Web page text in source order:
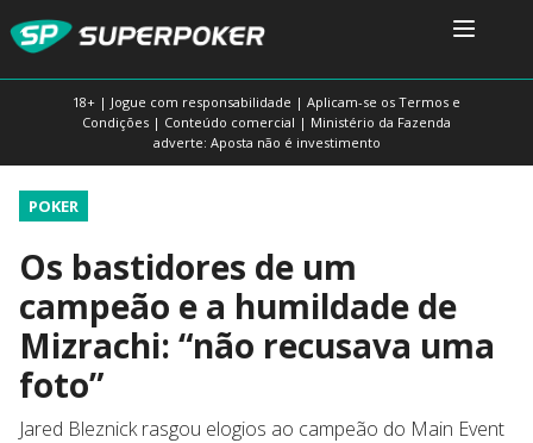
18+ | Jogue com responsabilidade | Aplicam-se os Termos e
Condições | Conteúdo comercial | Ministério da Fazenda
adverte: Aposta não é investimento
POKER
Os bastidores de um
campeão e a humildade de
Mizrachi: “não recusava uma
foto”
Jared Bleznick rasgou elogios ao campeão do Main Event